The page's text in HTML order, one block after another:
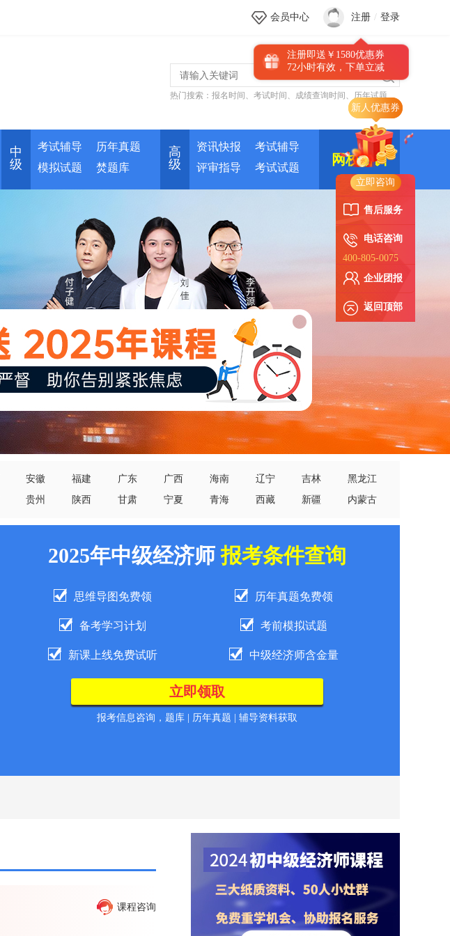
立即咨询
售后服务
电话咨询
400-805-0075
企业团报
返回顶部
会员中心 注册 / 登录
注册即送￥1580优惠券
72小时有效，下单立减
热门搜索： 报名时间 、 考试时间 、 成绩查询时间 、 历年试题
中
级
考试辅导
历年真题
模拟试题
焚题库
高
级
资讯快报
考试辅导
评审指导
考试试题
网校培训
安徽 福建 广东 广西 海南 辽宁 吉林
黑龙江
贵州 陕西 甘肃 宁夏 青海 西藏 新疆 内蒙古
2025年中级经济师报考条件查询
思维导图免费领 历年真题免费领
备考学习计划 考前模拟试题
新课上线免费试听 中级经济师含金量
报考信息咨询，题库 | 历年真题 | 辅导资料获取
课程咨询